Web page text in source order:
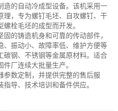
造的自动冷成型设备。该机采用一
理，专为螺钉毛坯、自攻螺钉、干
螺栓毛坯的成型而开发。
固的铸造机身和可靠的传动部件，
、振动小、故障率低、维护方便等
碳钢、不锈钢等金属原材料。适合
件厂连续大批量生产。
参数定制，并提供完整的售后服
指导、技术培训和备件供应。